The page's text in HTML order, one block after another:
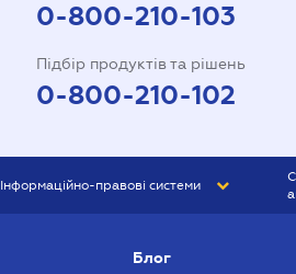
0-800-210-103
Підбір продуктів та рішень
0-800-210-102
Інформаційно-правові системи
Блог